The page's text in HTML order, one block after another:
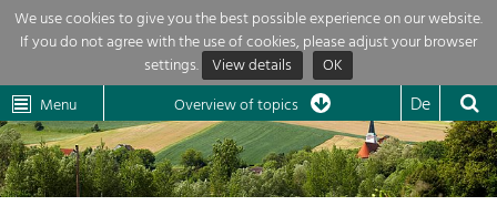
We use cookies to give you the best possible experience on our website.
If you do not agree with the use of cookies, please adjust your browser
settings. View details OK
Dunkelsteinerwald
Wachau
Cultural
Landscape
Dunkelsteinerwald Klima
Menu Overview of topics De
News 
Region 
Overview of topics
Development within our region is extremely diverse. Which is why we
provide you with an overview of our main topics here. For more
information, simply click on the topic to see all projects in this context.